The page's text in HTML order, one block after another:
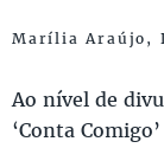
Marília Araújo,
Ao nível de
‘Conta